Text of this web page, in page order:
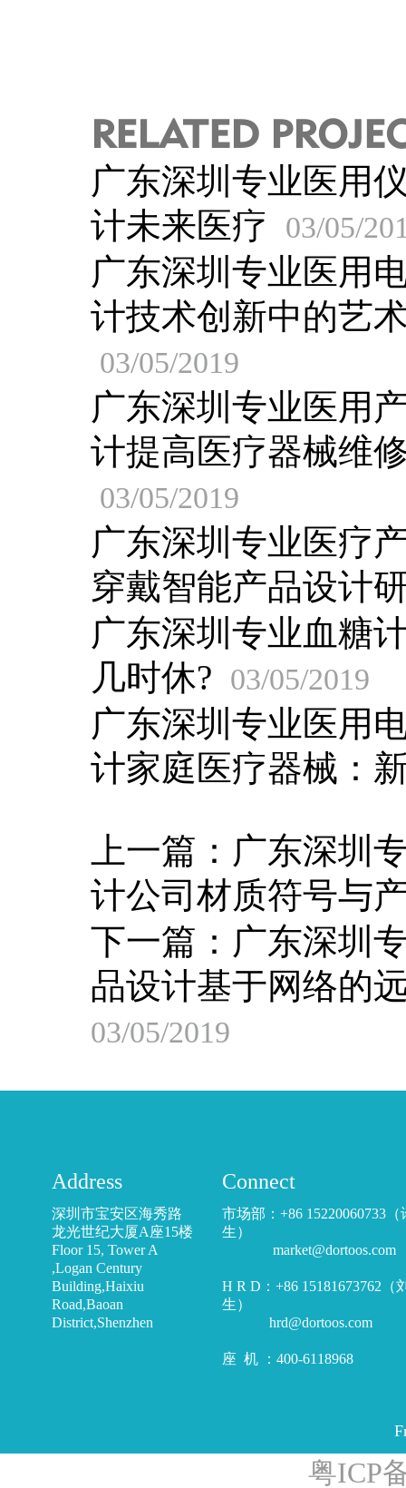
RELATED
广东深圳专业医用
计未来医疗
03/05/
广东深圳专业医用
计技术创新中的艺
03/05/2019
广东深圳专业医用
计提高医疗器械维
03/05/2019
广东深圳专业医疗
穿戴智能产品设计
广东深圳专业血糖
几时休? 03/05/2019
广东深圳专业医用
计家庭医疗器械：
上一篇： 广东深圳
计公司材质符号与
下一篇： 广东深圳
品设计基于网络的
03/05/2019
Address
深圳市宝安区海秀路
龙光世纪大厦A座15楼
Floor 15, Tower A
,Logan Century
Building,Haixiu
Road,Baoan
District,Shenzhen
Connect
市场部：+86 15220060733（
生）
market@dortoos.com
H R D：+86 15181673762（
生）
hrd@dortoos.com
座 机 ：400-6118968
粤ICP